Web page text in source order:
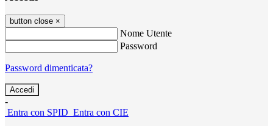
button close ×
Nome Utente
Password
Password dimenticata?
-
Entra con SPID Entra con CIE